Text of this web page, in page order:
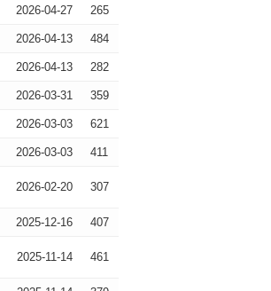
2026-04-27 265
2026-04-13 484
2026-04-13 282
2026-03-31 359
2026-03-03 621
2026-03-03 411
2026-02-20 307
2025-12-16 407
2025-11-14 461